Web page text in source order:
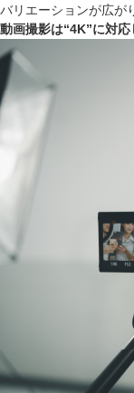
バリエーションが広が
動画撮影は“4K”に対